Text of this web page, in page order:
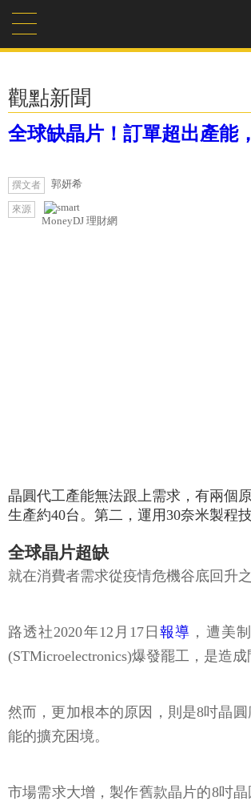
觀點新聞
全球缺晶片！訂單超出產能
撰文者 郭妍希
來源
MoneyDJ 理財網
晶圓代工產能無法跟上需求，有兩個
生產約40台。第二，運用30奈米製程
全球晶片超缺
就在消費者需求從疫情危機谷底回升
路透社2020年12月17日報導 ，遭美
(STMicroelectronics)爆發罷工，是造成
然而，更加根本的原因，則是8吋晶
能的擴充困境。
市場需求大增，製作舊款晶片的8吋